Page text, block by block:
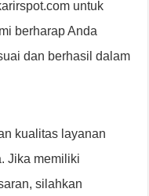
untuk
berharap Anda
dan berhasil dalam
kualitas layanan
Jika memiliki
silahkan